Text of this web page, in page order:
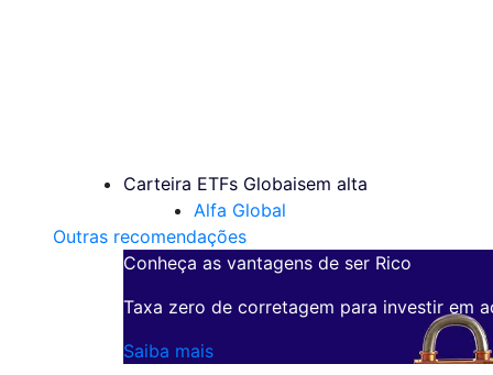
Carteira ETFs Globaisem alta
Alfa Global
Outras recomendações
Conheça as vantagens de ser Rico
Taxa zero de corretagem para investir em
Saiba mais